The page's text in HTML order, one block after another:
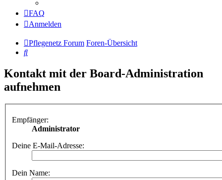
FAQ
Anmelden
Pflegenetz Forum Foren-Übersicht
Suche
Kontakt mit der Board-Administration
aufnehmen
Empfänger:
Administrator
Deine E-Mail-Adresse:
Dein Name: